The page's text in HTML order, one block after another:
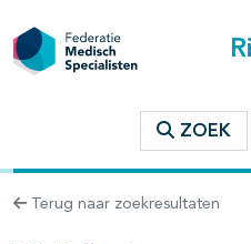
ZOEK
Terug naar zoekresultaten
binnen deze richtlijn